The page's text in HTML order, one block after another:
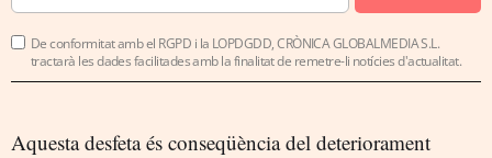
De conformitat amb el RGPD i la LOPDGDD, CRÒNICA GLOBALMEDIA S.L.
tractarà les dades facilitades amb la finalitat de remetre-li notícies d'actualitat.
Aquesta desfeta és conseqüència del deteriorament